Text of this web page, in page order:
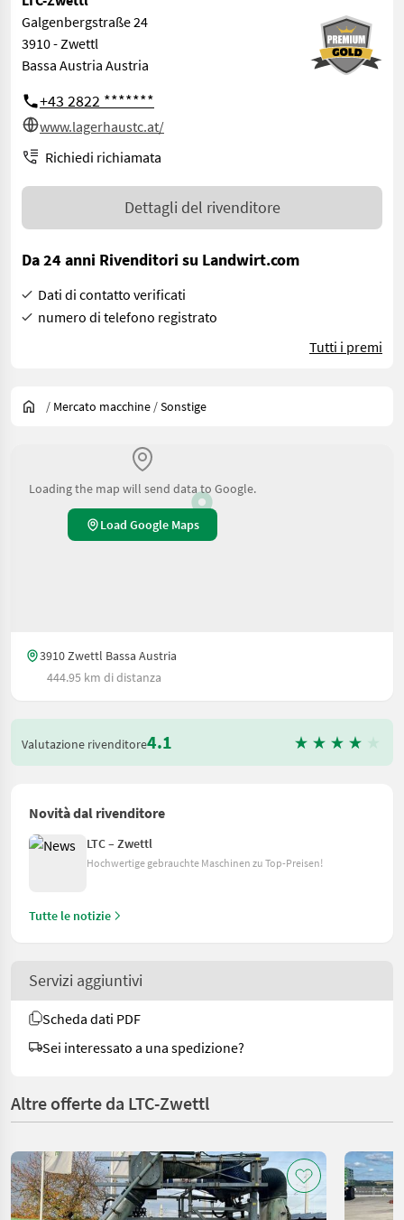
Galgenbergstraße 24
3910 - Zwettl
Bassa Austria Austria
+43 2822 *******
www.lagerhaustc.at/
Richiedi richiamata
Dettagli del rivenditore
Da 24 anni Rivenditori su Landwirt.com
Dati di contatto verificati
numero di telefono registrato
Tutti i premi
/ Mercato macchine /Sonstige
Loading the map will send data to Google.
Load Google Maps
3910 Zwettl Bassa Austria
444.95 km di distanza
Valutazione rivenditore4.1
Novità dal rivenditore
LTC – Zwettl
Hochwertige gebrauchte Maschinen zu Top-Preisen!
Tutte le notizie
Servizi aggiuntivi
Scheda dati PDF
Sei interessato a una spedizione?
Altre offerte da LTC-Zwettl